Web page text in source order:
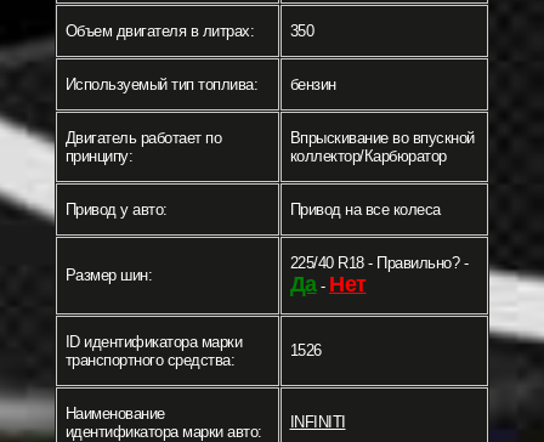
Объем двигателя в литрах: 350
Используемый тип топлива: бензин
Двигатель работает по
принципу:
Впрыскивание во впускной
коллектор/Карбюратор
Привод у авто: Привод на все колеса
Размер шин:
225/40 R18 - Правильно? -
Да- Нет
ID идентификатора марки
транспортного средства:
1526
Наименование
идентификатора марки авто:
INFINITI